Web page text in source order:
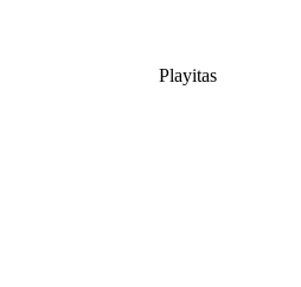
Playitas